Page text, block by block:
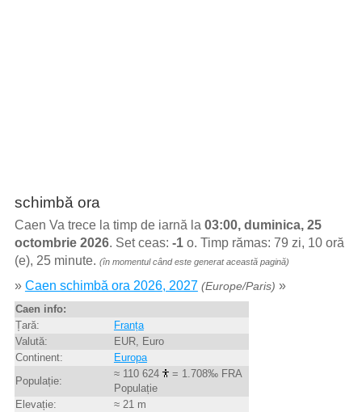
schimbă ora
Caen Va trece la timp de iarnă la 03:00, duminica, 25
octombrie 2026. Set ceas: -1o. Timp rămas: 79 zi, 10 oră
(e), 25 minute. (în momentul când este generat această pagină)
» Caen schimbă ora 2026, 2027 (Europe/Paris) »
Caen info:
Țară:
Franța
Valută:
EUR, Euro
Continent:
Europa
Populație:
≈ 110 624
= 1.708‰ FRA
Populație
Elevație:
≈ 21 m